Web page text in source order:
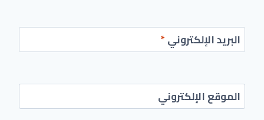
البريد الإلكتروني*
الموقع الإلكتروني